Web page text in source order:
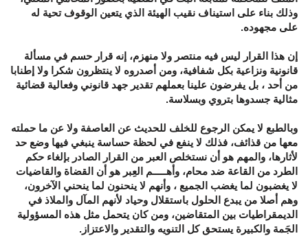
وذلك بناء على استيناف نقيب الهيئة الذي يتعين الوقوف تحية له
على مجهوده.
إن هذا القرار ليس فيه منتصر ولا منهزم، إنه قرار حسم في مسألة
قانونية ونزاعية بكل شفافية، ومن أصدروه لا ينتظرون شكرا ولا إطنابا
من أحد ، بل يفرضون علينا بعملهم تقدير جهد قانوني وفعالية قضائية
مثالية جسدوها بتروي وبسلاسة.
وبالطبع لا يمكن الرجوع للخلف للحديث عن العاصفة ولا عن ما حملته
معها من قذائف، فذلك لا ينفع في لحظة حساسة ينبغي فيها وضع حد
لأثارها، والمهم هو أن نستخلص العبر من القرار الصادر بإلغاء حكم
الطرد من القاعة ضد محام، وأهـــــم العِبر هو أن القضاة والقاضيات
لا يغضبون لما يغضب الجميع ، وأنهم لا ينحنون لما ينحني الآخرون،
وهم أصلا من يبدع الحلول باستقلال وحياد لأنهم المآل والملاذ في
الديمقراطيات بين المتقاضين، ومن كان يتحمل مثل هذه المسؤولية
الجَمة والكبيرة يستحق كل التنويه والتقدير والاعتزاز.